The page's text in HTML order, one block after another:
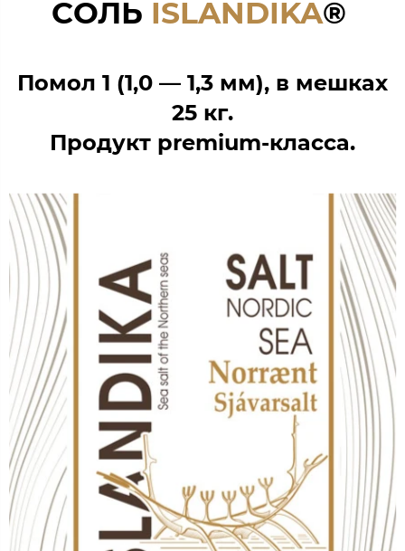
СОЛЬ ISLANDIKA®
Помол 1 (1,0 — 1,3 мм), в мешках
25 кг.
Продукт premium-класса.